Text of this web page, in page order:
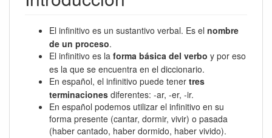
El infinitivo es un sustantivo verbal. Es el nombre
de un proceso.
El infinitivo es la forma básica del verbo y por eso
es la que se encuentra en el diccionario.
En español, el infinitivo puede tener tres
terminaciones diferentes: -ar, -er, -ir.
En español podemos utilizar el infinitivo en su
forma presente (cantar, dormir, vivir) o pasada
(haber cantado, haber dormido, haber vivido).